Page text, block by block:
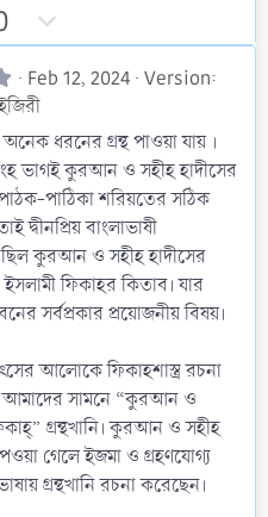
o
w
v
o
t
e
3
.
0
0
s
t
a
r
(
s
)
Feb 12, 2024 Version:
ধরনের গ্রন্থ পাওয়া যায় ।
ভাগই কুরআন ও সহীহ হাদীসের
পাঠিকা শরিয়তের সঠিক
দ্বীনপ্রিয় বাংলাভাষী
কুরআন ও সহীহ হাদীসের
ফিকাহর কিতাব। যার
সর্বপ্রকার প্রয়ােজনীয় বিষয়।
আলােকে ফিকাহশাস্ত্র রচনা
আমাদের সামনে “কুরআন ও
গ্রন্থখানি। কুরআন ও সহীহ
গেলে ইজমা ও গ্রহণযােগ্য
গ্রন্থখানি রচনা করেছেন।